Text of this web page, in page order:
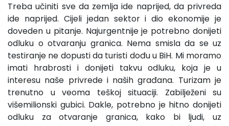
Treba učiniti sve da zemlja ide naprijed, da privreda
ide naprijed. Cijeli jedan sektor i dio ekonomije je
doveden u pitanje. Najurgentnije je potrebno donijeti
odluku o otvaranju granica. Nema smisla da se uz
testiranje ne dopusti da turisti dođu u BiH. Mi moramo
imati hrabrosti i donijeti takvu odluku, koja je u
interesu naše privrede i naših građana. Turizam je
trenutno u veoma teškoj situaciji. Zabilježeni su
višemilionski gubici. Dakle, potrebno je hitno donijeti
odluku za otvaranje granica, kako bi ljudi, uz